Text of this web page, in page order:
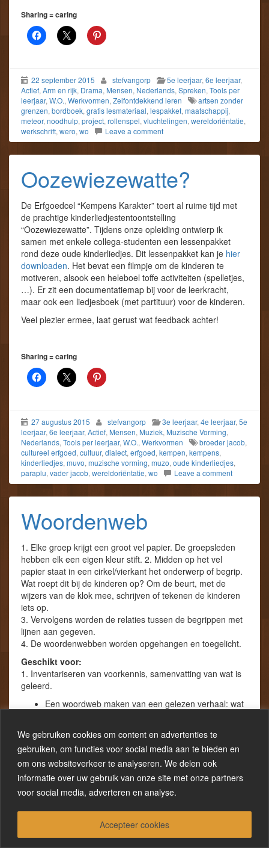
We gebruiken cookies om content en advertenties te
gebruiken, om functies voor social media aan te bieden en
om ons websiteverkeer te analyseren. We delen ook
informatie over uw gebruik van onze site met onze partners
voor social media, adverteren en analyse.
Accepteer cookies
Sharing = caring
22 september 2015 stefvangorp 5e leerjaar, 6e leerjaar,
Actief, Arm en rijk, Drama, Mensen, Nederlands, Spreken, Tools per
leerjaar, W.O., Werkvormen, Zelfontdekkend leren
artsen zonder
grenzen, bordboek, gratis lesmateriaal, lespakket, maatschappij,
meteor, noodhulp, project, rollenspel, vluchtelingen, wereldoriëntatie,
werkschrift, wero, wo Leave a comment
Oozewiezewatte?
De Erfgoedcel “Kempens Karakter” toert al ruime tijd met
de prachtige kinderliedjestentoontstelling
“Oozewiezewatte”. Tijdens onze opleiding ontwierp ik
samen met enkele collega-studenten een lessenpakket
rond deze oude kinderliedjes. Dit lessenpakket kan je hier
downloaden. Het bevat een filmpje om de kinderen te
motiveren, alsook een heleboel toffe activiteiten (spelletjes,
…). Er zit een documentatiemap bij voor de leerkracht,
maar ook een liedjesboek (met partituur) voor de kinderen.
Veel plezier ermee, laat gerust wat feedback achter!
Sharing = caring
27 augustus 2015 stefvangorp 3e leerjaar, 4e leerjaar, 5e
leerjaar, 6e leerjaar, Actief, Mensen, Muziek, Muzische Vorming,
Nederlands, Tools per leerjaar, W.O., Werkvormen broeder jacob,
cultureel erfgoed, cultuur, dialect, erfgoed, kempen, kempens,
kinderliedjes, muvo, muzische vorming, muzo, oude kinderliedjes,
paraplu, vader jacob, wereldoriëntatie, wo Leave a comment
Woordenweb
1. Elke groep krijgt een groot vel papier. De groepsleden
hebben elk een eigen kleur stift. 2. Midden op het vel
papier staat in een cirkel/vierkant het onderwerp of begrip.
Wat roept dit bij de kinderen op? Om de beurt, met de
wijzers van de klok mee, schrijven of tekenen de kinderen
iets op.
3. Vervolgens worden de relaties tussen de begrippen met
lijnen aan gegeven.
4. De woordenwebben worden opgehangen en toegelicht.
Geschikt voor:
1. Inventariseren van voorkennis, samenvatting van wat is
geleerd.
Een woordweb maken van een gelezen verhaal: wat
Een woordweb maken rond een nieuw begrip.
Inventariseren van voorkennis: wat weten de
kinderen al..?
Belangrijke woorden uit een tekst opschrijven en met
elkaar in verband brengen.
Samenvatten van wat er is geleerd.
Een variatie is de kinderen eerst zelf een woordweb
te laten maken en tenslotte één
met de hele groep.